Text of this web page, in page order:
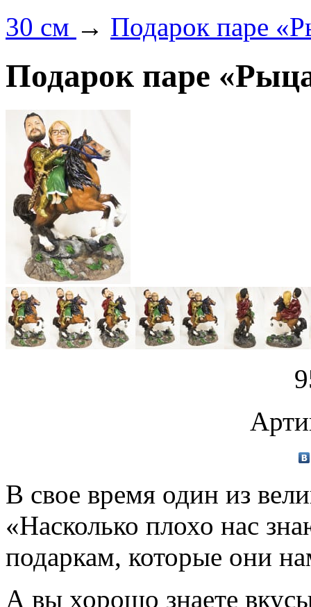
30 см → Подарок паре
Подарок паре
В свое время один из
«Насколько плохо нас
подаркам, которые они
А вы хорошо знаете